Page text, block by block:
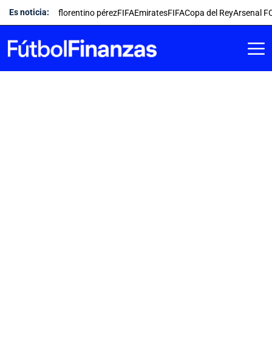
Saltar
al
contenido
Es noticia: florentino pérezFIFAEmiratesFIFACopa del ReyArsenal